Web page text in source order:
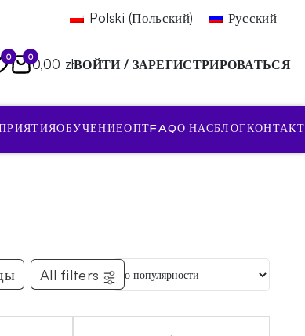
Polski (Польский)
Русский
0 00,00 złВОЙТИ / ЗАРЕГИСТРИРОВАТЬСЯ
ОБУЧЕНИЕОПТFAQО НАСБЛОГКОНТАКТ
All filters